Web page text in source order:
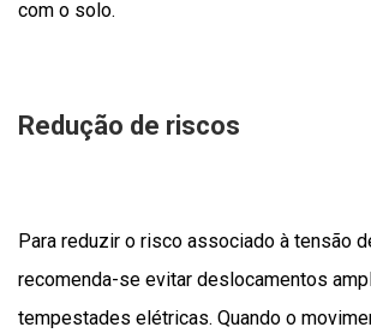
com o solo.
Redução de riscos
Para reduzir o risco associado à tensão
recomenda-se evitar deslocamentos
tempestades elétricas. Quando o